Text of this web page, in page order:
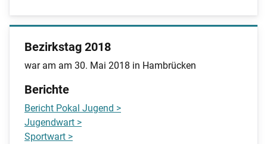
Bezirkstag 2018
war am am 30. Mai 2018 in Hambrücken
Berichte
Bericht Pokal Jugend >
Jugendwart >
Sportwart >